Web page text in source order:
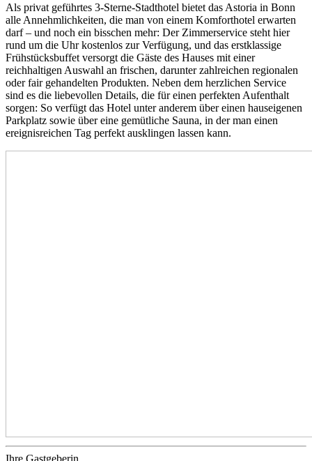
Als privat geführtes 3-Sterne-Stadthotel bietet das Astoria in Bonn
alle Annehmlichkeiten, die man von einem Komforthotel erwarten
darf – und noch ein bisschen mehr: Der Zimmerservice steht hier
rund um die Uhr kostenlos zur Verfügung, und das erstklassige
Frühstücksbuffet versorgt die Gäste des Hauses mit einer
reichhaltigen Auswahl an frischen, darunter zahlreichen regionalen
oder fair gehandelten Produkten. Neben dem herzlichen Service
sind es die liebevollen Details, die für einen perfekten Aufenthalt
sorgen: So verfügt das Hotel unter anderem über einen hauseigenen
Parkplatz sowie über eine gemütliche Sauna, in der man einen
ereignisreichen Tag perfekt ausklingen lassen kann.
Ihre Gastgeberin